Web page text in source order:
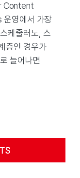
Content
영에서 가장
케줄러도, 스
층인 경우가
늘어나면